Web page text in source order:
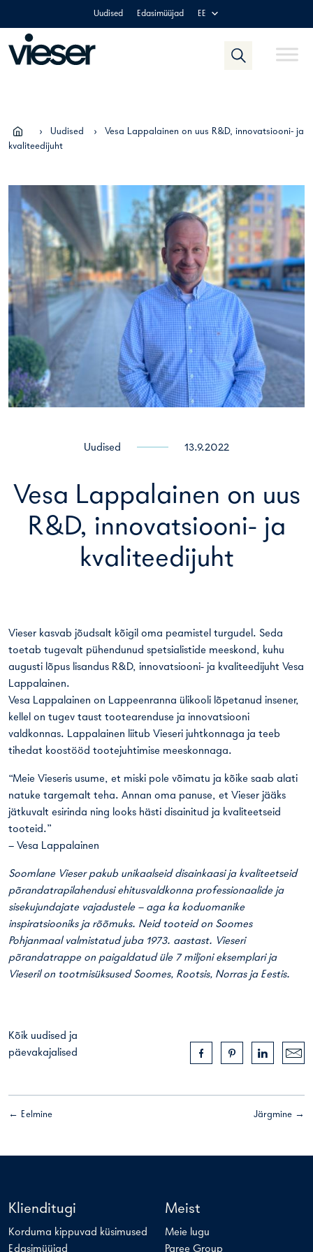
content
Uudised Edasimüüjad EE
› Uudised ›
Vesa Lappalainen on uus R&D, innovatsiooni- ja
kvaliteedijuht
Uudised 13.9.2022
Vesa Lappalainen on uus
R&D, innovatsiooni- ja
kvaliteedijuht
Vieser kasvab jõudsalt kõigil oma peamistel turgudel. Seda
toetab tugevalt pühendunud spetsialistide meeskond, kuhu
augusti lõpus lisandus R&D, innovatsiooni- ja kvaliteedijuht Vesa
Lappalainen.
Vesa Lappalainen on Lappeenranna ülikooli lõpetanud insener,
kellel on tugev taust tootearenduse ja innovatsiooni
valdkonnas. Lappalainen liitub Vieseri juhtkonnaga ja teeb
tihedat koostööd tootejuhtimise meeskonnaga.
“Meie Vieseris usume, et miski pole võimatu ja kõike saab alati
natuke targemalt teha. Annan oma panuse, et Vieser jääks
jätkuvalt esirinda ning looks hästi disainitud ja kvaliteetseid
tooteid.”
– Vesa Lappalainen
Soomlane Vieser pakub unikaalseid disainkaasi ja kvaliteetseid
põrandatrapilahendusi ehitusvaldkonna professionaalide ja
sisekujundajate vajadustele – aga ka koduomanike
inspiratsiooniks ja rõõmuks. Neid tooteid on Soomes
Pohjanmaal valmistatud juba 1973. aastast. Vieseri
põrandatrappe on paigaldatud üle 7 miljoni eksemplari ja
Vieseril on tootmisüksused Soomes, Rootsis, Norras ja Eestis.
Kõik uudised ja
päevakajalised
Järgmine →
← Eelmine
Klienditugi
Korduma kippuvad küsimused
Edasimüüjad
Meist
Meie lugu
Paree Group